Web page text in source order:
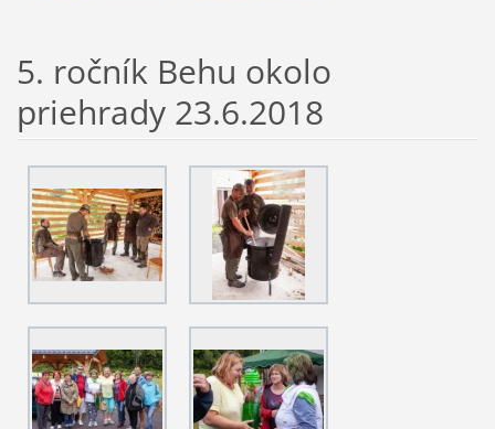
5. ročník Behu okolo
priehrady 23.6.2018